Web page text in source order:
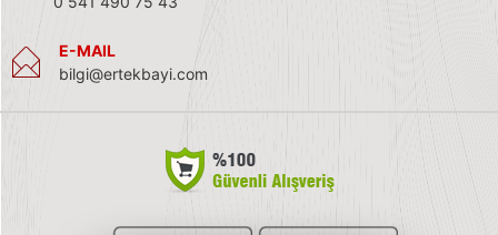
E-MAIL
bilgi@ertekbayi.com